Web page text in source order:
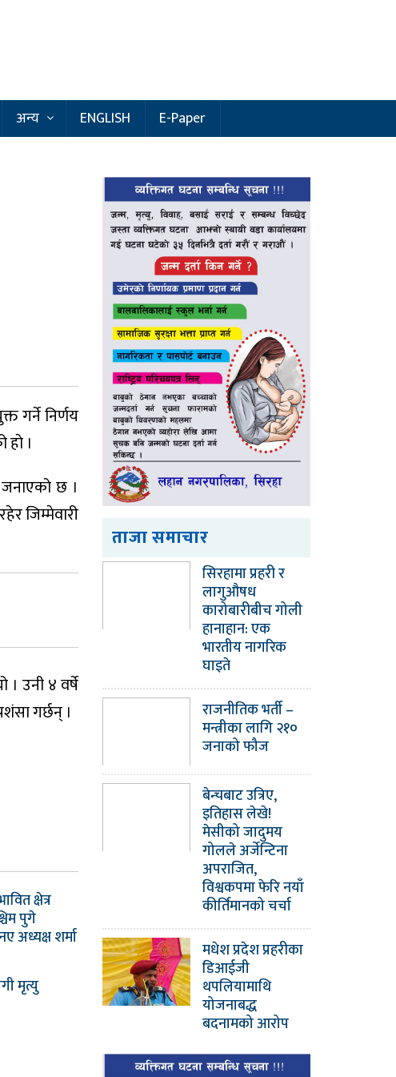
अन्य ENGLISH E-Paper
गर्ने निर्णय
।
छ ।
जिम्मेवारी
उनी ४ वर्षे
गर्छन् ।
क्षेत्र
पुगे
अध्यक्ष शर्मा
मृत्यु
ताजा समाचार
सिरहामा प्रहरी र
लागुऔषध
कारोबारीबीच गोली
हानाहान: एक
भारतीय नागरिक
घाइते
राजनीतिक भर्ती –
मन्त्रीका लागि २१०
जनाको फौज
बेन्चबाट उत्रिए,
इतिहास लेखे!
मेसीको जादुमय
गोलले अर्जेन्टिना
अपराजित,
विश्वकपमा फेरि नयाँ
कीर्तिमानको चर्चा
मधेश प्रदेश प्रहरीका
डिआईजी
थपलियामाथि
योजनाबद्ध
बदनामको आरोप